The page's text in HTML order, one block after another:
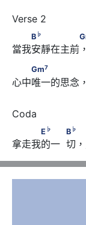
B ♭
B ♭
當我安靜在主前
Gm7
Gm7
心中唯一的思念，
E ♭
E ♭ B ♭
拿走我的一  切，